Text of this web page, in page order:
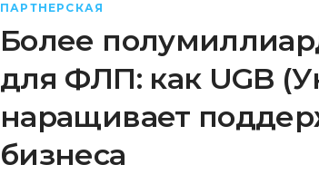
ПАРТНЕРСКАЯ
Более
для ФЛП: как UGB
наращивает
бизнеса